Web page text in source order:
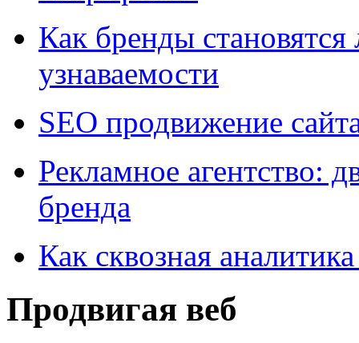
Как бренды
узнаваемости
SEO продвижение
Рекламное агентство:
бренда
Как сквозная
Продвигая веб